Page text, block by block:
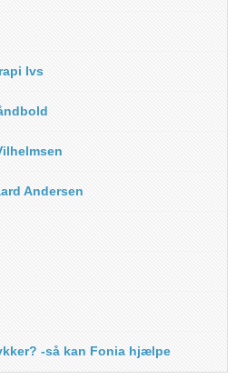
Ivs
Andersen
-så kan Fonia hjælpe